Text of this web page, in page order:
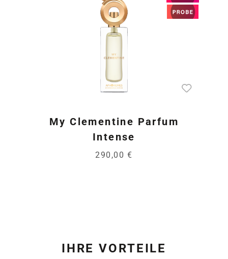
My Clementine Parfum
Intense
290,00 €
IHRE VORTEILE